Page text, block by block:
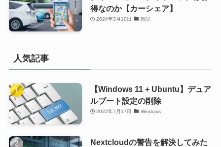
得なのか【カーシェア】
2024年3月10日 雑記
人気記事
【Windows 11 + Ubuntu】デュア
ルブート設定の削除
2022年7月17日 Windows
Nextcloudの警告を解決してみた